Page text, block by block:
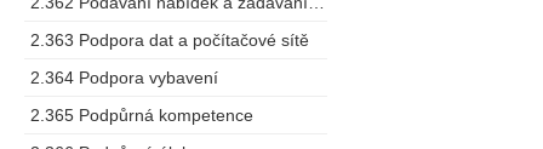
2.363 Podpora dat a počítačové sítě
2.364 Podpora vybavení
2.365 Podpůrná kompetence